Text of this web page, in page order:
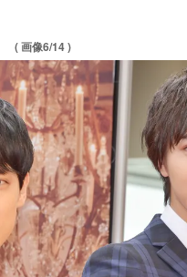
( 画像6/14 )